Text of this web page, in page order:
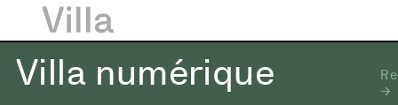
Villa numérique